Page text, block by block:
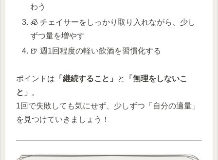
わう
🧊 チェイサーをしっかり取り入れながら、少し
ずつ量を増やす
🍺 週1回程度の軽い飲酒を習慣化する
ポイントは 「継続すること」 と
「無理をしないこ
と」
。
1回で失敗しても気にせず、少しずつ「自分の適量」
を見つけていきましょう！